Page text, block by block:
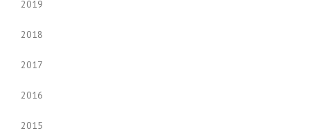
2019
2018
2017
2016
2015